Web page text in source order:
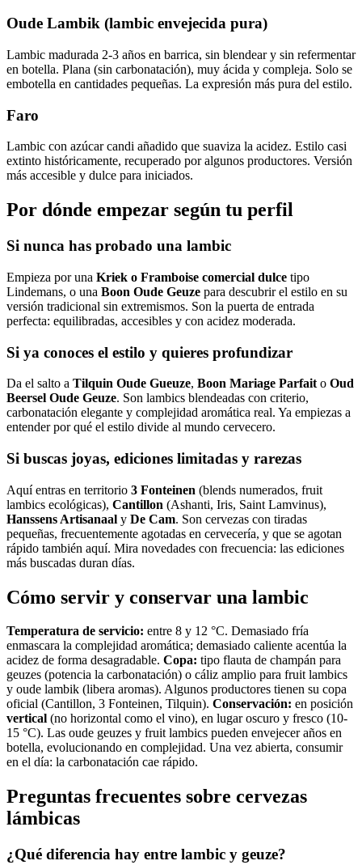
Oude Lambik (lambic envejecida pura)
Lambic madurada 2-3 años en barrica, sin blendear y sin refermentar
en botella. Plana (sin carbonatación), muy ácida y compleja. Solo se
embotella en cantidades pequeñas. La expresión más pura del estilo.
Faro
Lambic con azúcar candi añadido que suaviza la acidez. Estilo casi
extinto históricamente, recuperado por algunos productores. Versión
más accesible y dulce para iniciados.
Por dónde empezar según tu perfil
Si nunca has probado una lambic
Empieza por una Kriek o Framboise comercial dulce tipo
Lindemans, o una Boon Oude Geuze para descubrir el estilo en su
versión tradicional sin extremismos. Son la puerta de entrada
perfecta: equilibradas, accesibles y con acidez moderada.
Si ya conoces el estilo y quieres profundizar
Da el salto a Tilquin Oude Gueuze, Boon Mariage Parfait o Oud
Beersel Oude Geuze. Son lambics blendeadas con criterio,
carbonatación elegante y complejidad aromática real. Ya empiezas a
entender por qué el estilo divide al mundo cervecero.
Si buscas joyas, ediciones limitadas y rarezas
Aquí entras en territorio 3 Fonteinen (blends numerados, fruit
lambics ecológicas), Cantillon (Ashanti, Iris, Saint Lamvinus),
Hanssens Artisanaal y De Cam. Son cervezas con tiradas
pequeñas, frecuentemente agotadas en cervecería, y que se agotan
rápido también aquí. Mira novedades con frecuencia: las ediciones
más buscadas duran días.
Cómo servir y conservar una lambic
Temperatura de servicio: entre 8 y 12 °C. Demasiado fría
enmascara la complejidad aromática; demasiado caliente acentúa la
acidez de forma desagradable. Copa: tipo flauta de champán para
geuzes (potencia la carbonatación) o cáliz amplio para fruit lambics
y oude lambik (libera aromas). Algunos productores tienen su copa
oficial (Cantillon, 3 Fonteinen, Tilquin). Conservación: en posición
vertical (no horizontal como el vino), en lugar oscuro y fresco (10-
15 °C). Las oude geuzes y fruit lambics pueden envejecer años en
botella, evolucionando en complejidad. Una vez abierta, consumir
en el día: la carbonatación cae rápido.
Preguntas frecuentes sobre cervezas
lámbicas
¿Qué diferencia hay entre lambic y geuze?